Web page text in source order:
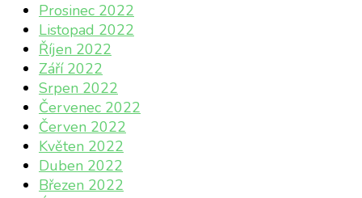
Prosinec 2022
Listopad 2022
Říjen 2022
Září 2022
Srpen 2022
Červenec 2022
Červen 2022
Květen 2022
Duben 2022
Březen 2022